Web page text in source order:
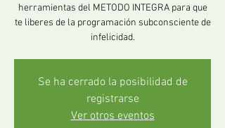
herramientas del METODO INTEGRA para que
te liberes de la programación subconsciente de
infelicidad.
Se ha cerrado la posibilidad de
registrarse
Ver otros eventos